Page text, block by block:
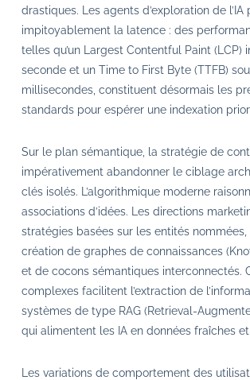
drastiques. Les agents d’exploration de l’IA
impitoyablement la latence : des
telles qu’un Largest Contentful Paint (LCP)
seconde et un Time to First Byte (TTFB)
millisecondes, constituent désormais les
standards pour espérer une indexation
Sur le plan sémantique, la stratégie de
impérativement abandonner le ciblage
clés isolés. L’algorithmique moderne
associations d’idées. Les directions
stratégies basées sur les entités nommées,
création de graphes de connaissances
et de cocons sémantiques interconnectés.
complexes facilitent l’extraction de
systèmes de type RAG (Retrieval-
qui alimentent les IA en données fraîches
Les variations de comportement des